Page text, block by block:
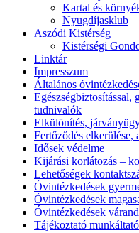
Kartal és
Nyugdíjasklub
Aszódi Kistérség
Kistérségi
Linktár
Impresszum
Általános
Egészségbiztosítással,
tudnivalók
Elkülönítés,
Fertőződés elkerülése,
Idősek védelme
Kijárási korlátozás –
Lehetőségek
Óvintézkedések
Óvintézkedések
Óvintézkedések
Tájékoztató